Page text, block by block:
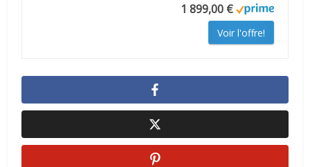
1 899,00 €
Voir l'offre!